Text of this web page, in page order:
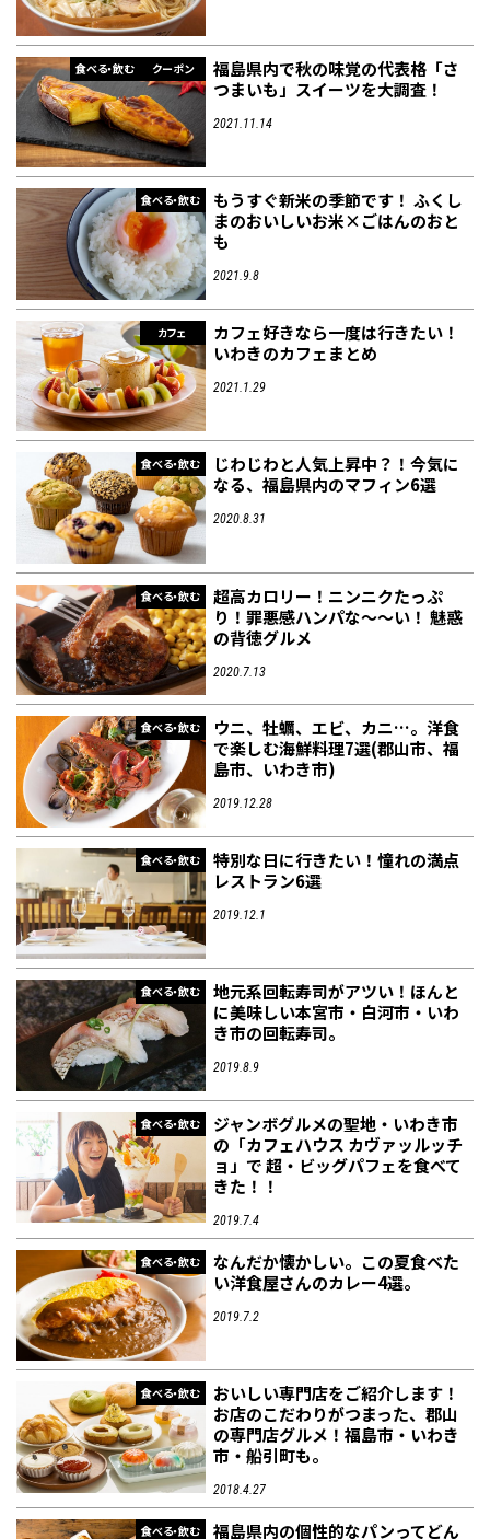
ランチ その他
その他
その他
その他
食べる・飲む クーポン
福島県内で秋の味覚の代表格「さ
つまいも」スイーツを大調査！
2021.11.14
食べる・飲む
もうすぐ新米の季節です！ ふくし
まのおいしいお米×ごはんのおと
も
2021.9.8
カフェ
カフェ好きなら一度は行きたい！
いわきのカフェまとめ
2021.1.29
食べる・飲む
じわじわと人気上昇中？！今気に
なる、福島県内のマフィン6選
2020.8.31
食べる・飲む
超高カロリー！ニンニクたっぷ
り！罪悪感ハンパな～～い！ 魅惑
の背徳グルメ
2020.7.13
食べる・飲む
ウニ、牡蠣、エビ、カニ…。洋食
で楽しむ海鮮料理7選(郡山市、福
島市、いわき市)
2019.12.28
食べる・飲む
特別な日に行きたい！憧れの満点
レストラン6選
2019.12.1
食べる・飲む
地元系回転寿司がアツい！ほんと
に美味しい本宮市・白河市・いわ
き市の回転寿司。
2019.8.9
食べる・飲む
ジャンボグルメの聖地・いわき市
の「カフェハウス カヴァッルッチ
ョ」で 超・ビッグパフェを食べて
きた！！
2019.7.4
食べる・飲む
なんだか懐かしい。この夏食べた
い洋食屋さんのカレー4選。
2019.7.2
食べる・飲む
おいしい専門店をご紹介します！
お店のこだわりがつまった、郡山
の専門店グルメ！福島市・いわき
市・船引町も。
2018.4.27
食べる・飲む 福島県内の個性的なパンってどん